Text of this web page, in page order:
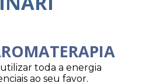
toda a energia
ao seu favor.